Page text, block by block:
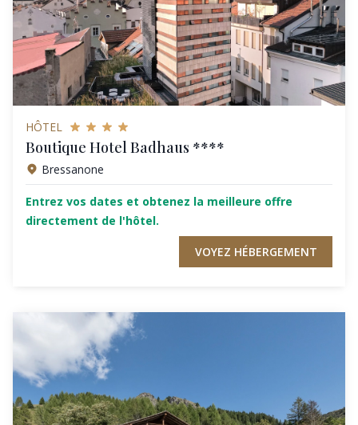
HÔTEL
Boutique Hotel Badhaus ****
Bressanone
Entrez vos dates et obtenez la meilleure offre
directement de l'hôtel.
VOYEZ HÉBERGEMENT